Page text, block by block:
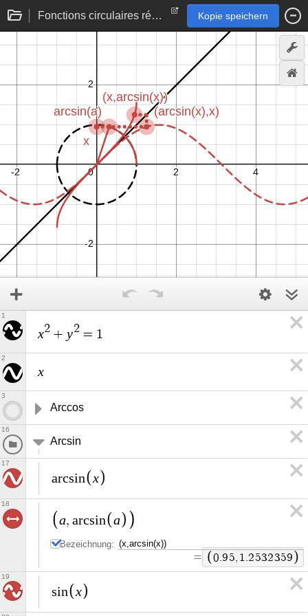
Fonctions circulaires réciproques Kopie speichern
x2 + y2 = 1
1
x
2
Arccos
3
Arcsin
16
arcsin x
17
a, arcsin a
Bezeichnung:
= 0.95, 1.2532359
18
sin x
19